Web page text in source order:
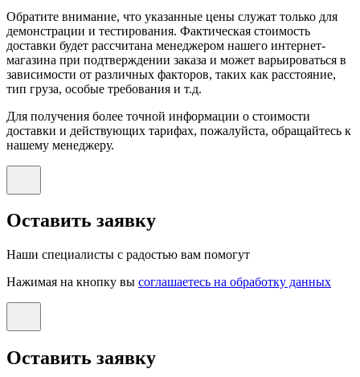
Обратите внимание, что указанные цены служат только для
демонстрации и тестирования. Фактическая стоимость
доставки будет рассчитана менеджером нашего интернет-
магазина при подтверждении заказа и может варьироваться в
зависимости от различных факторов, таких как расстояние,
тип груза, особые требования и т.д.
Для получения более точной информации о стоимости
доставки и действующих тарифах, пожалуйста, обращайтесь к
нашему менеджеру.
Оставить заявку
Наши специалисты с радостью вам помогут
Нажимая на кнопку вы соглашаетесь на обработку данных
Оставить заявку